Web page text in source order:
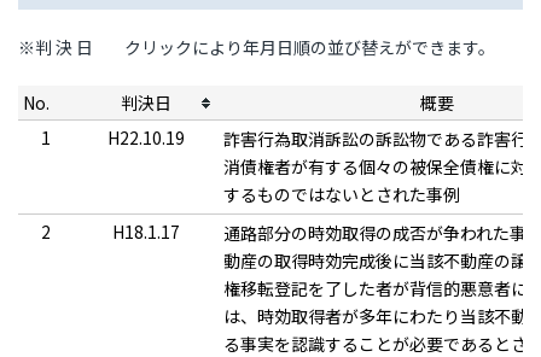
※判 決 日 クリックにより年月日順の並び替えができます。
No. 判決日
概要
1
H22.10.19
詐害行為取消訴訟の訴訟物である詐害行
消債権者が有する個々の被保全債権に対
するものではないとされた事例
2
H18.1.17
通路部分の時効取得の成否が争われた事
動産の取得時効完成後に当該不動産の譲
権移転登記を了した者が背信的悪意者に
は、時効取得者が多年にわたり当該不動
る事実を認識することが必要であるとさ